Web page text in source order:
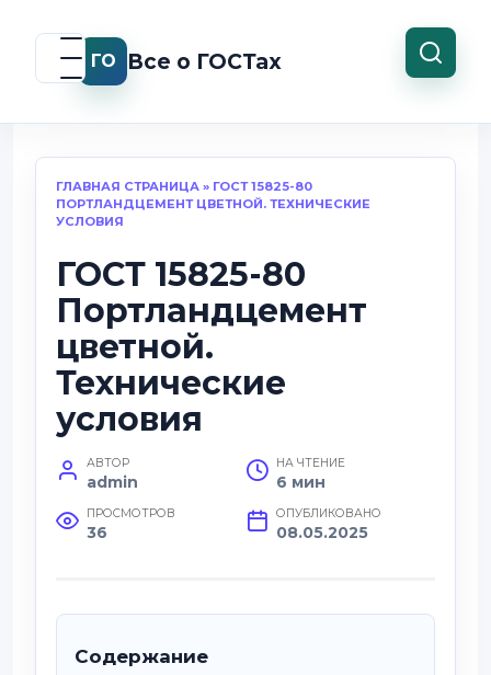
содержанию
ГО Все о ГОСТах
ГЛАВНАЯ СТРАНИЦА » ГОСТ 15825-80
ПОРТЛАНДЦЕМЕНТ ЦВЕТНОЙ. ТЕХНИЧЕСКИЕ
УСЛОВИЯ
ГОСТ 15825-80
Портландцемент
цветной.
Технические
условия
АВТОР
admin
НА ЧТЕНИЕ
6 мин
ПРОСМОТРОВ
36
ОПУБЛИКОВАНО
08.05.2025
Содержание